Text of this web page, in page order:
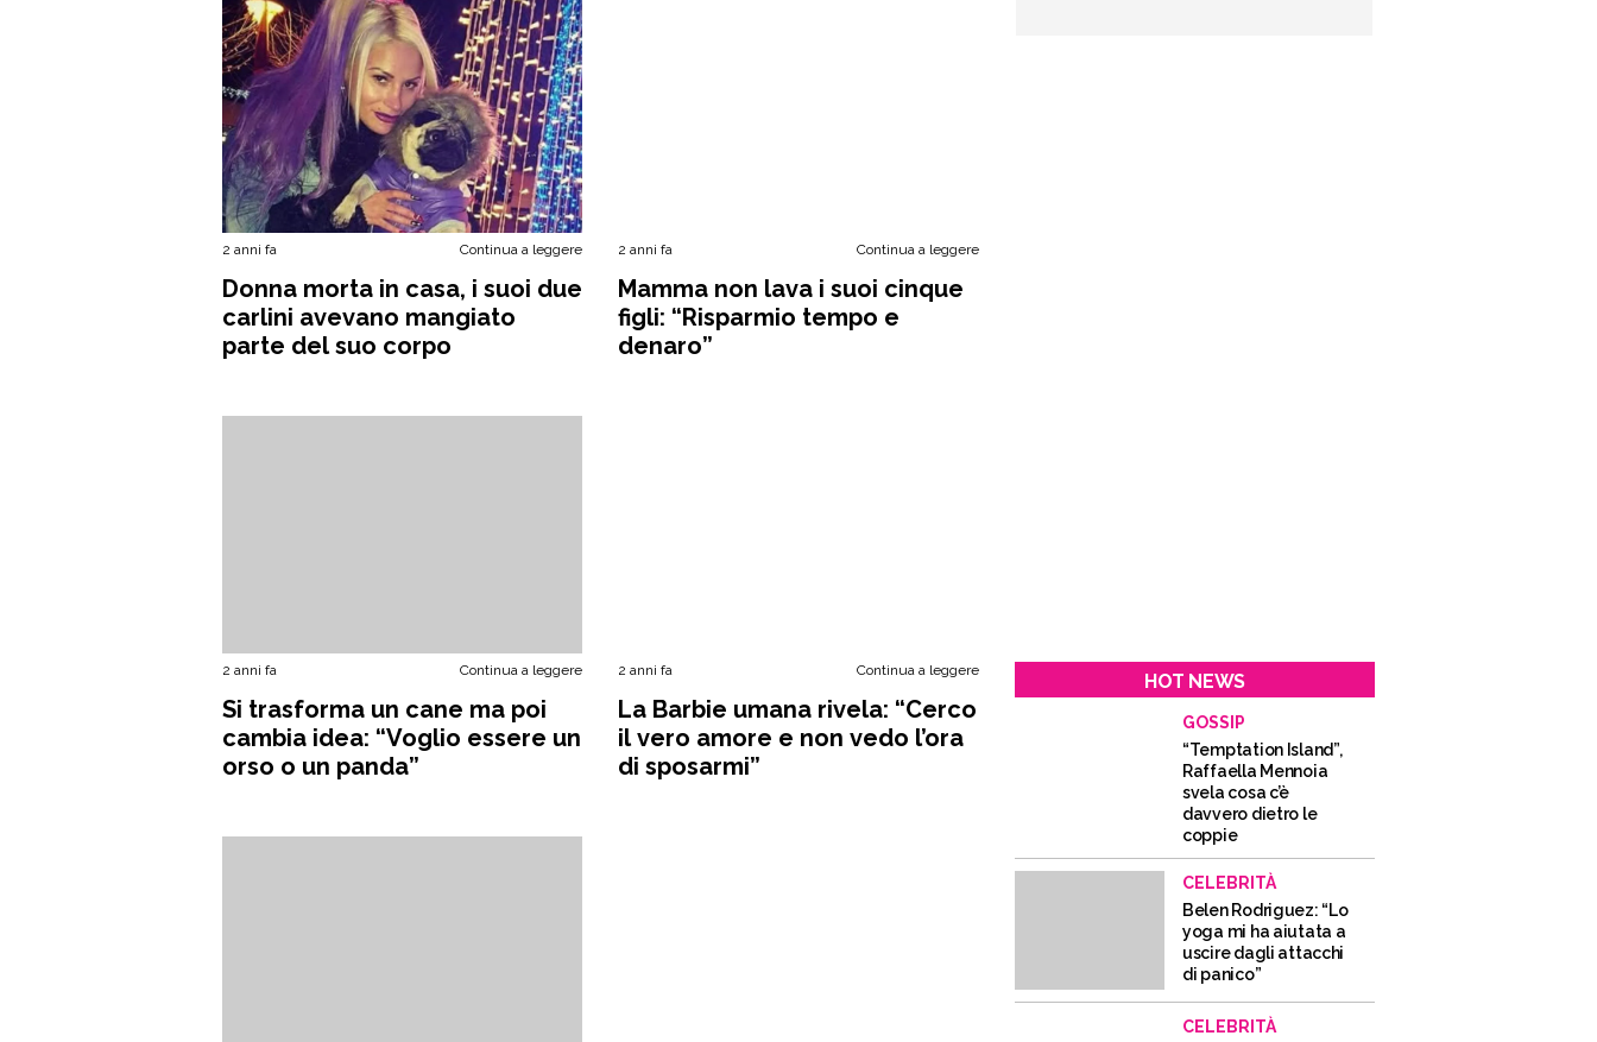
2 anni fa Continua a leggere
Donna morta in casa, i suoi due
carlini avevano mangiato
parte del suo corpo
2 anni fa Continua a leggere
Mamma non lava i suoi cinque
figli: “Risparmio tempo e
denaro”
2 anni fa Continua a leggere
Si trasforma un cane ma poi
cambia idea: “Voglio essere un
orso o un panda”
2 anni fa Continua a leggere
La Barbie umana rivela: “Cerco
il vero amore e non vedo l’ora
di sposarmi”
HOT NEWS
GOSSIP
“Temptation Island”,
Raffaella Mennoia
svela cosa c’è
davvero dietro le
coppie
CELEBRITÀ
Belen Rodriguez: “Lo
yoga mi ha aiutata a
uscire dagli attacchi
di panico”
CELEBRITÀ